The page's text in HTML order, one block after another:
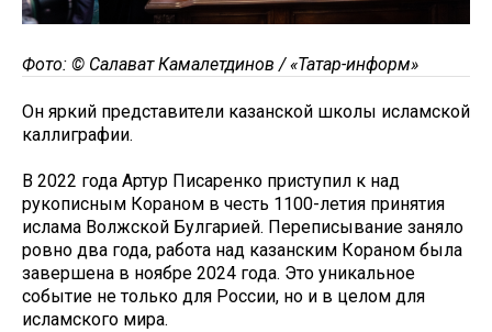
Фото: © Салават Камалетдинов / «Татар-информ»
Он яркий представители казанской школы исламской
каллиграфии.
В 2022 года Артур Писаренко приступил к над
рукописным Кораном в честь 1100-летия принятия
ислама Волжской Булгарией. Переписывание заняло
ровно два года, работа над казанским Кораном была
завершена в ноябре 2024 года. Это уникальное
событие не только для России, но и в целом для
исламского мира.